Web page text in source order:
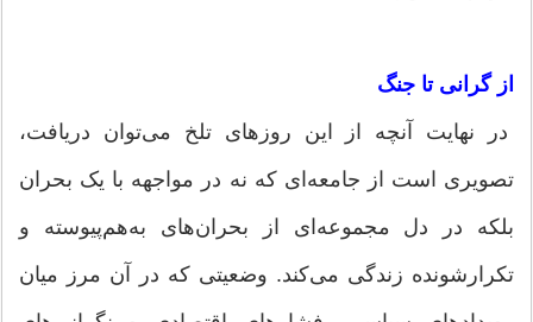
از گرانی تا جنگ
در نهایت آنچه از این روزهای تلخ می‌توان دریافت،
تصویری است از جامعه‌ای که نه در مواجهه با یک بحران
بلکه در دل مجموعه‌ای از بحران‌های به‌هم‌پیوسته و
تکرارشونده زندگی می‌کند. وضعیتی که در آن مرز میان